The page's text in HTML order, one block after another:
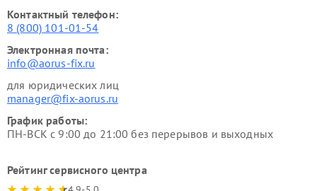
Контактный телефон:
8 (800) 101-01-54
Электронная почта:
info@aorus-fix.ru
для юридических лиц
manager@fix-aorus.ru
График работы:
ПН-ВСК с 9:00 до 21:00 без перерывов и выходных
Рейтинг сервисного центра